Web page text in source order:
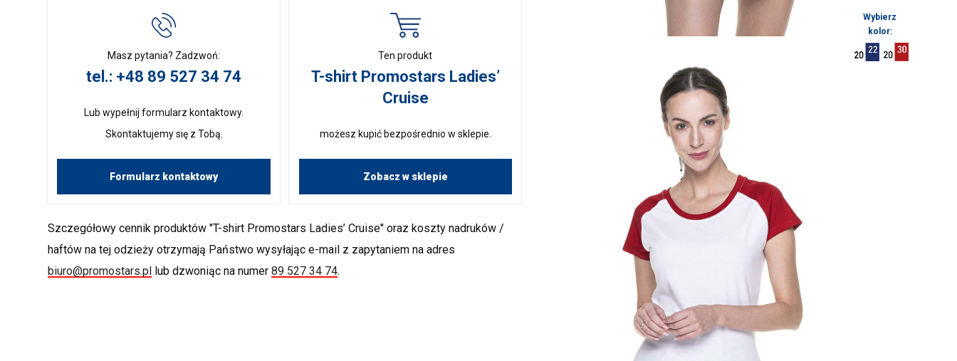
Masz pytania? Zadzwoń:
tel.: +48 89 527 34 74
Lub wypełnij formularz kontaktowy.
Skontaktujemy się z Tobą.
Formularz kontaktowy
Ten produkt
T-shirt Promostars Ladies’
Cruise
możesz kupić bezpośrednio w sklepie.
Zobacz w sklepie
Szczegółowy cennik produktów "T-shirt Promostars Ladies’ Cruise" oraz koszty nadruków /
haftów na tej odzieży otrzymają Państwo wysyłając e-mail z zapytaniem na adres
biuro@promostars.pl lub dzwoniąc na numer89 527 34 74.
Wybierz
kolor: